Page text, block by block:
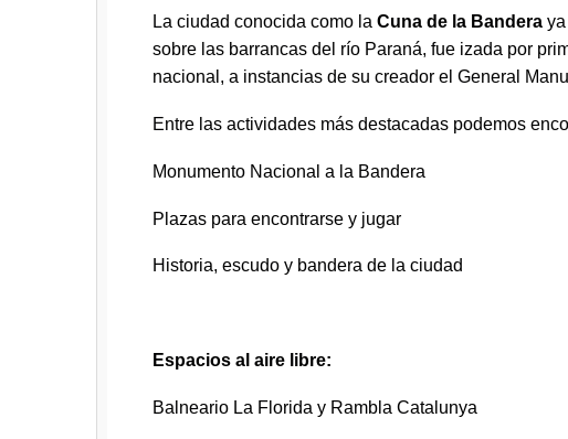
La ciudad conocida como la Cuna de la Banderaya
sobre las barrancas del río Paraná, fue izada por
nacional, a instancias de su creador el General
Entre las actividades más destacadas podemos
Monumento Nacional a la Bandera
Plazas para encontrarse y jugar
Historia, escudo y bandera de la ciudad
Espacios al aire libre:
Balneario La Florida y Rambla Catalunya